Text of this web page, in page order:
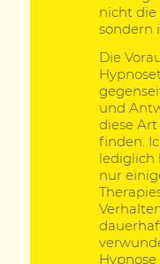
nicht die
sondern
Die
und
diese
finden.
lediglich
nur